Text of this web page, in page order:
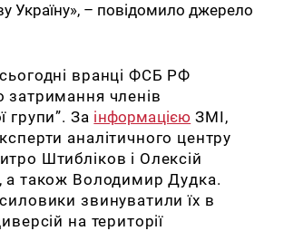
Україну», – повідомило джерело
вранці ФСБ РФ
затримання членів
групи”. За інформацією ЗМІ,
аналітичного центру
Штибліков і Олексій
а також Володимир Дудка.
звинуватили їх в
на території